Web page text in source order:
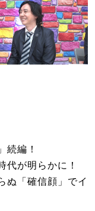
続編！
代が明らかに！
ぬ「確信顔」でイ